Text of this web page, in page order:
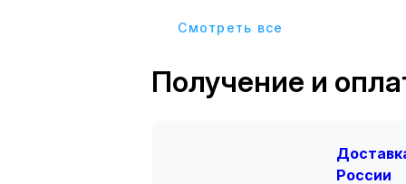
Cмотреть все
Получение и
России